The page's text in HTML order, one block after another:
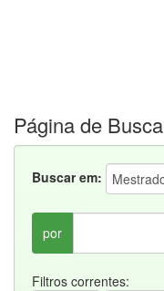
Página de Busca
Buscar em:
por
Filtros correntes: